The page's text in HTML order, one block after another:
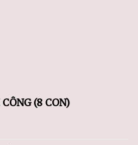
(8 CON)